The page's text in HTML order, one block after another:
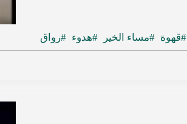
#قهوة #مساء الخير #هدوء #رواق